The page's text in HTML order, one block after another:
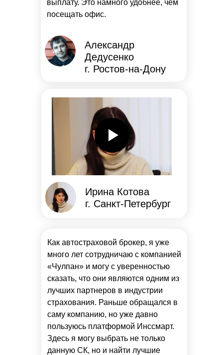
выплату. Это намного удобнее, чем
посещать офис.
Александр
Дедусенко
г. Ростов-на-Дону
Ирина Котова
г. Санкт-Петербург
Как автостраховой брокер, я уже
много лет сотрудничаю с компанией
«Чулпан» и могу с уверенностью
сказать, что они являются одним из
лучших партнеров в индустрии
страхования. Раньше обращался в
саму компанию, но уже давно
пользуюсь платформой Инссмарт.
Здесь я могу выбрать не только
данную СК, но и найти лучшие